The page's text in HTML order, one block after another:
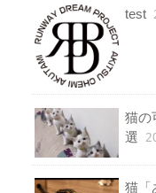
test
猫の
選
猫「